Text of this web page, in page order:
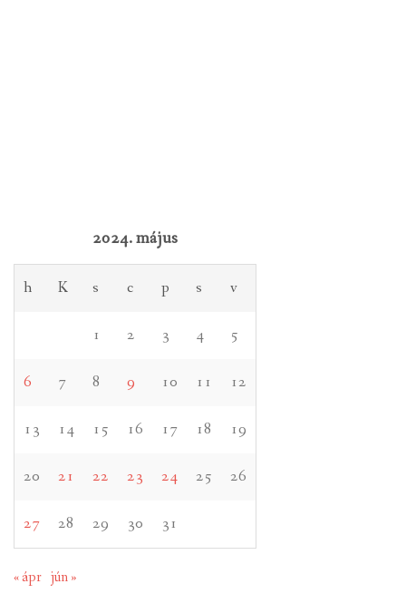
2024. május
h K s c p s v
1 2 3 4 5
6 7 8 9 10 11 12
13 14 15 16 17 18 19
20 21 22 23 24 25 26
27 28 29 30 31
« ápr jún »